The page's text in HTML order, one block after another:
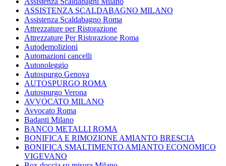
ASSISTENZA SCALDABAGNO MILANO
Assistenza Scaldabagno Roma
Attrezzature per Ristorazione
Attrezzature Per Ristorazione Roma
Autodemolizioni
Automazioni cancelli
Autonoleggio
Autospurgo Genova
AUTOSPURGO ROMA
Autospurgo Verona
AVVOCATO MILANO
Avvocato Roma
Badanti Milano
BANCO METALLI ROMA
BONIFICA E RIMOZIONE AMIANTO BRESCIA
BONIFICA SMALTIMENTO AMIANTO ECONOMICO
VIGEVANO